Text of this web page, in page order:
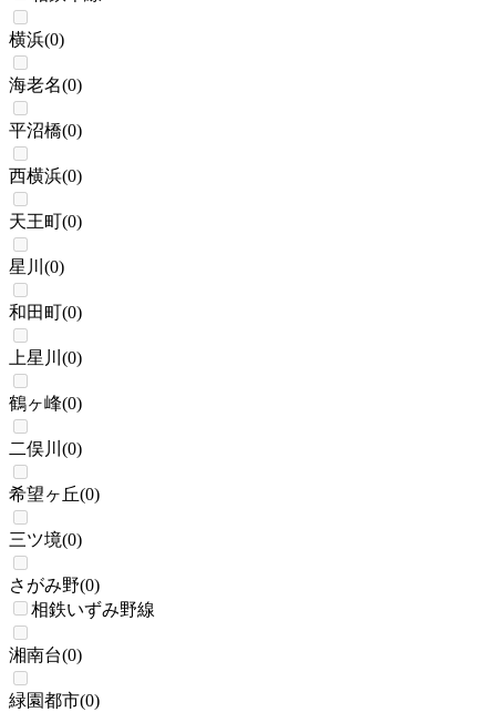
横浜(0)
海老名(0)
平沼橋(0)
西横浜(0)
天王町(0)
星川 (0)
和田町(0)
上星川 (0)
鶴ヶ峰(0)
二俣川 (0)
希望ヶ丘(0)
三ツ境(0)
さがみ野(0)
相鉄いずみ野線
湘南台(0)
緑園都市(0)